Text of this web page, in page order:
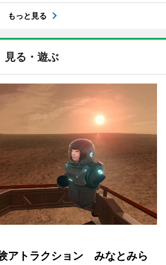
もっと見る
見る・遊ぶ
アトラクション みなとみら